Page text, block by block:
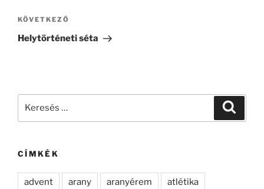
Következő
bejegyzés
KÖVETKEZŐ
Helytörténeti séta
CÍMKÉK
advent arany aranyérem atlétika